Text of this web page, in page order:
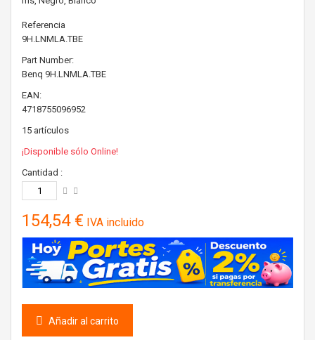
Referencia
9H.LNMLA.TBE
Part Number:
Benq 9H.LNMLA.TBE
EAN:
4718755096952
15 artículos
¡Disponible sólo Online!
Cantidad :
154,54 € IVA incluido
Añadir al carrito